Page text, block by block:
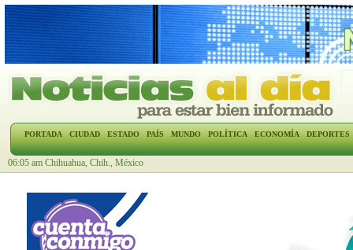
PORTADA CIUDAD ESTADO PAÍS MUNDO POLÍTICA ECONOMÍA DEPORTES
06:05 am Chihuahua, Chih., México